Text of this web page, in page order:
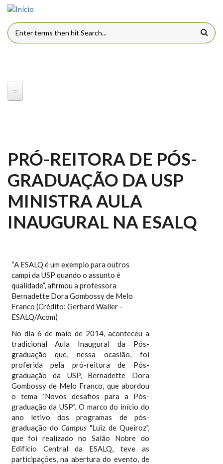
Pular para o conteúdo principal
FORMULÁRIO DE BUSCA
PRÓ-REITORA DE PÓS-
GRADUAÇÃO DA USP
MINISTRA AULA
INAUGURAL NA ESALQ
“A ESALQ é um exemplo para outros
campi da USP quando o assunto é
qualidade”, afirmou a professora
Bernadette Dora Gombossy de Melo
Franco (Crédito: Gerhard Waller -
ESALQ/Acom)
No dia 6 de maio de 2014, aconteceu a
tradicional Aula Inaugural da Pós-
graduação que, nessa ocasião, foi
proferida pela pró-reitora de Pós-
graduação da USP, Bernadette Dora
Gombossy de Melo Franco, que abordou
o tema "Novos desafios para a Pós-
graduação da USP". O marco do início do
ano letivo dos programas de pós-
graduação do Campus"Luiz de Queiroz",
que foi realizado no Salão Nobre do
Edifício Central da ESALQ, teve as
participações, na abertura do evento, de